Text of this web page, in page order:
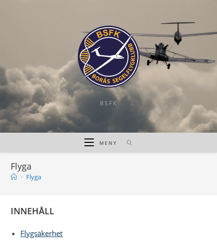
BSFK
MENY
Flyga
> Flyga
INNEHÅLL
Flygsäkerhet